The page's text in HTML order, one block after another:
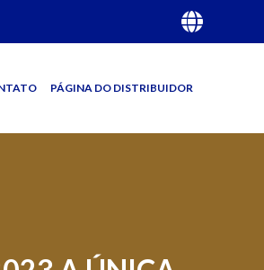
PÁGINA DO DISTRIBUIDOR